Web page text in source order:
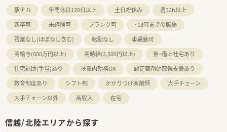
駅チカ 年間休日120日以上 土日祝休み
週32h以上
新卒可
未経験可 ブランク可
~18時までの職場
残業なし(ほぼなし含む)
転勤なし
車通勤可
高給与(600万円以上)
高時給(2,500円以上)
寮・借上社宅あり
住宅補助(手当)あり
扶養内勤務OK
認定薬剤師取得支援あり
教育制度あり
シフト制 かかりつけ薬剤師
大手チェーン
大手チェーン以外
高収入 在宅
信越/北陸エリアから探す